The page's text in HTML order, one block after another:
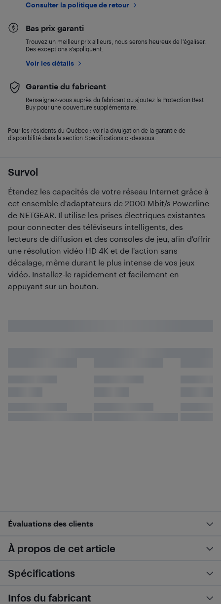
Survol
Étendez les capacités de votre réseau Internet grâce à
cet ensemble d'adaptateurs de 2000 Mbit/s Powerline
de NETGEAR. Il utilise les prises électriques existantes
pour connecter des téléviseurs intelligents, des
lecteurs de diffusion et des consoles de jeu, afin d'offrir
une résolution vidéo HD 4K et de l'action sans
décalage, même durant le plus intense de vos jeux
vidéo. Installez-le rapidement et facilement en
appuyant sur un bouton.
Consulter la politique de retour
Bas prix garanti
Trouvez un meilleur prix ailleurs, nous serons heureux de l’égaliser.
Des exceptions s’appliquent.
Voir les détails
Garantie du fabricant
Renseignez-vous auprès du fabricant ou ajoutez la Protection Best
Buy pour une couverture supplémentaire.
Pour les résidents du Québec : voir la divulgation de la garantie de
disponibilité dans la section Spécifications ci-dessous.
Évaluations des clients
À propos de cet article
Spécifications
Infos du fabricant